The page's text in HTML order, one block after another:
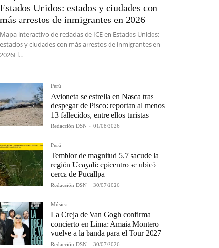
Estados Unidos: estados y ciudades con
más arrestos de inmigrantes en 2026
Mapa interactivo de redadas de ICE en Estados Unidos:
estados y ciudades con más arrestos de inmigrantes en
2026El...
Perú
Avioneta se estrella en Nasca tras
despegar de Pisco: reportan al menos
13 fallecidos, entre ellos turistas
Redacción DSN - 01/08/2026
Perú
Temblor de magnitud 5.7 sacude la
región Ucayali: epicentro se ubicó
cerca de Pucallpa
Redacción DSN - 30/07/2026
Música
La Oreja de Van Gogh confirma
concierto en Lima: Amaia Montero
vuelve a la banda para el Tour 2027
Redacción DSN - 30/07/2026